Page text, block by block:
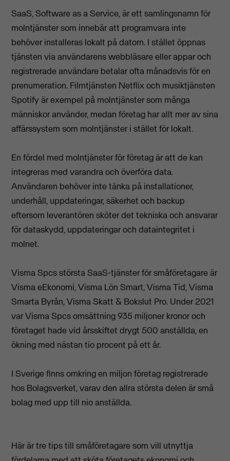
SaaS, Software as a Service, är ett samlingsnamn för
molntjänster som innebär att programvara inte
behöver installeras lokalt på datorn. I stället öppnas
tjänsten via användarens webbläsare eller appar och
registrerade användare betalar ofta månadsvis för en
prenumeration. Filmtjänsten Netflix och musiktjänsten
Spotify är exempel på molntjänster som många
människor använder, medan företag har allt mer av sina
affärssystem som molntjänster i stället för lokalt.
En fördel med molntjänster för företag är att de kan
integreras med varandra och överföra data.
Användaren behöver inte tänka på installationer,
underhåll, uppdateringar, säkerhet och backup
eftersom leverantören sköter det tekniska och ansvarar
för dataskydd, uppdateringar och dataintegritet i
molnet.
Visma Spcs största SaaS-tjänster för småföretagare är
Visma eEkonomi, Visma Lön Smart, Visma Tid, Visma
Smarta Byrån, Visma Skatt & Bokslut Pro. Under 2021
var Visma Spcs omsättning 935 miljoner kronor och
företaget hade vid årsskiftet drygt 500 anställda, en
ökning med nästan tio procent på ett år.
I Sverige finns omkring en miljon företag registrerade
hos Bolagsverket, varav den allra största delen är små
bolag med upp till nio anställda.
Här är tre tips till småföretagare som vill utnyttja